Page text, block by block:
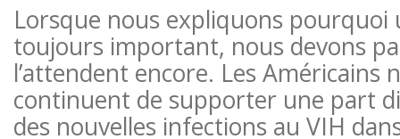
Lorsque nous expliquons pourquoi
toujours important, nous devons
l’attendent encore. Les Américains
continuent de supporter une part
des nouvelles infections au VIH